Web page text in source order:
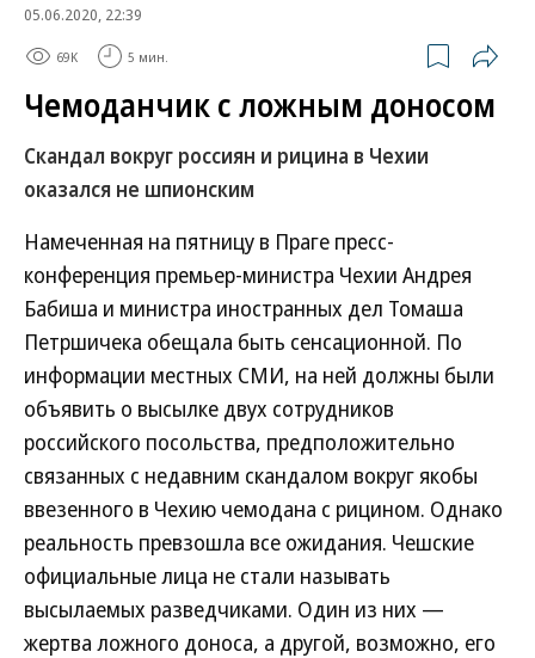
05.06.2020, 22:39
69K 5 мин.
Чемоданчик с ложным доносом
Скандал вокруг россиян и рицина в Чехии
оказался не шпионским
Намеченная на пятницу в Праге пресс-
конференция премьер-министра Чехии Андрея
Бабиша и министра иностранных дел Томаша
Петршичека обещала быть сенсационной. По
информации местных СМИ, на ней должны были
объявить о высылке двух сотрудников
российского посольства, предположительно
связанных с недавним скандалом вокруг якобы
ввезенного в Чехию чемодана с рицином. Однако
реальность превзошла все ожидания. Чешские
официальные лица не стали называть
высылаемых разведчиками. Один из них —
жертва ложного доноса, а другой, возможно, его